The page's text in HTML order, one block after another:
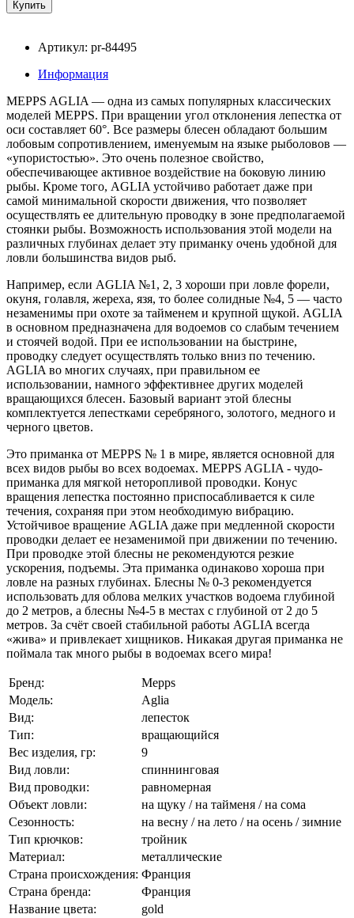
Артикул: pr-84495
Информация
MEPPS AGLIA — одна из самых популярных классических
моделей MEPPS. При вращении угол отклонения лепестка от
оси составляет 60°. Все размеры блесен обладают большим
лобовым сопротивлением, именуемым на языке рыболовов —
«упористостью». Это очень полезное свойство,
обеспечивающее активное воздействие на боковую линию
рыбы. Кроме того, AGLIA устойчиво работает даже при
самой минимальной скорости движения, что позволяет
осуществлять ее длительную проводку в зоне предполагаемой
стоянки рыбы. Возможность использования этой модели на
различных глубинах делает эту приманку очень удобной для
ловли большинства видов рыб.
Например, если AGLIA №1, 2, 3 хороши при ловле форели,
окуня, голавля, жереха, язя, то более солидные №4, 5 — часто
незаменимы при охоте за тайменем и крупной щукой. AGLIA
в основном предназначена для водоемов со слабым течением
и стоячей водой. При ее использовании на быстрине,
проводку следует осуществлять только вниз по течению.
AGLIA во многих случаях, при правильном ее
использовании, намного эффективнее других моделей
вращающихся блесен. Базовый вариант этой блесны
комплектуется лепестками серебряного, золотого, медного и
черного цветов.
Это приманка от MEPPS № 1 в мире, является основной для
всех видов рыбы во всех водоемах. MEPPS AGLIA - чудо-
приманка для мягкой неторопливой проводки. Конус
вращения лепестка постоянно приспосабливается к силе
течения, сохраняя при этом необходимую вибрацию.
Устойчивое вращение AGLIA даже при медленной скорости
проводки делает ее незаменимой при движении по течению.
При проводке этой блесны не рекомендуются резкие
ускорения, подъемы. Эта приманка одинаково хороша при
ловле на разных глубинах. Блесны № 0-3 рекомендуется
использовать для облова мелких участков водоема глубиной
до 2 метров, а блесны №4-5 в местах с глубиной от 2 до 5
метров. За счёт своей стабильной работы AGLIA всегда
«жива» и привлекает хищников. Никакая другая приманка не
поймала так много рыбы в водоемах всего мира!
Бренд:
Mepps
Модель:
Aglia
Вид:
лепесток
Тип:
вращающийся
Вес изделия, гр:
9
Вид ловли:
спиннинговая
Вид проводки:
равномерная
Объект ловли:
на щуку / на тайменя / на сома
Сезонность:
на весну / на лето / на осень / зимние
Тип крючков:
тройник
Материал:
металлические
Страна происхождения: Франция
Страна бренда:
Франция
Название цвета:
gold